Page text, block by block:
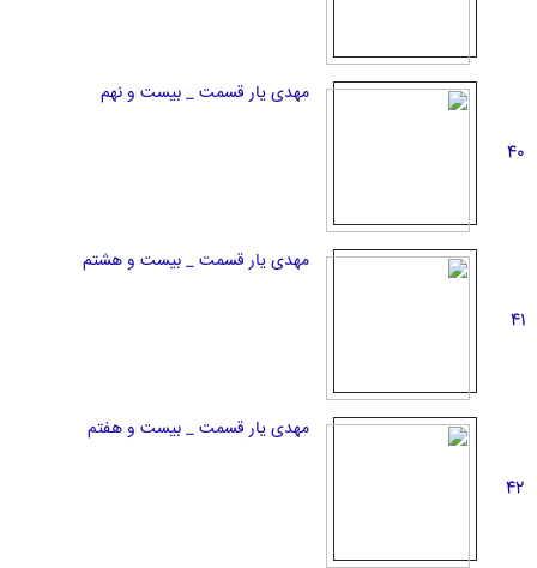
40
مهدی یار قسمت _ بیست و نهم
41
مهدی یار قسمت _ بیست و هشتم
42
مهدی یار قسمت _ بیست و هفتم